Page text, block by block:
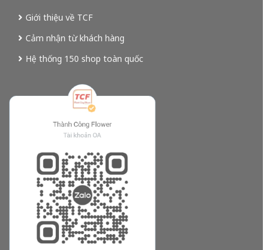
Giới thiệu về TCF
Cảm nhận từ khách hàng
Hệ thống 150 shop toàn quốc